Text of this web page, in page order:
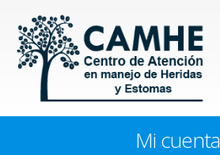
Mi cuenta